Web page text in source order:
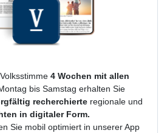
4 Wochen mit allen
Montag bis Samstag erhalten Sie
recherchierte regionale und
in digitaler Form.
Sie mobil optimiert in unserer App